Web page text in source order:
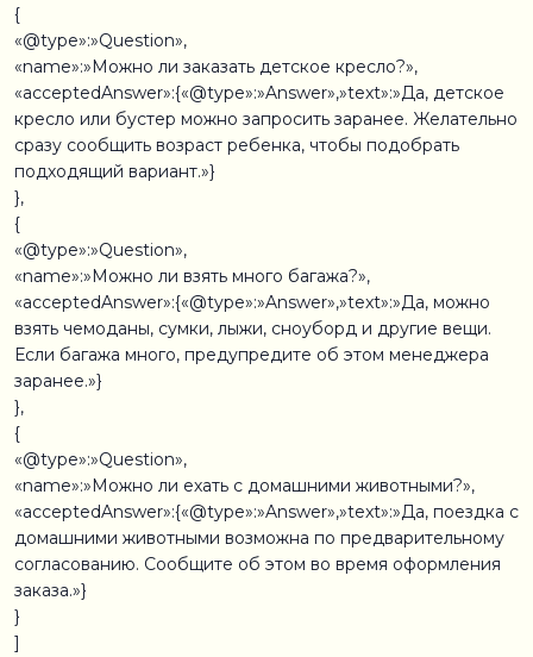
{
«@type»:»Question»,
«name»:»Можно ли заказать детское кресло?»,
«acceptedAnswer»:{«@type»:»Answer»,»text»:»Да, детское
кресло или бустер можно запросить заранее. Желательно
сразу сообщить возраст ребенка, чтобы подобрать
подходящий вариант.»}
},
{
«@type»:»Question»,
«name»:»Можно ли взять много багажа?»,
«acceptedAnswer»:{«@type»:»Answer»,»text»:»Да, можно
взять чемоданы, сумки, лыжи, сноуборд и другие вещи.
Если багажа много, предупредите об этом менеджера
заранее.»}
},
{
«@type»:»Question»,
«name»:»Можно ли ехать с домашними животными?»,
«acceptedAnswer»:{«@type»:»Answer»,»text»:»Да, поездка с
домашними животными возможна по предварительному
согласованию. Сообщите об этом во время оформления
заказа.»}
}
]